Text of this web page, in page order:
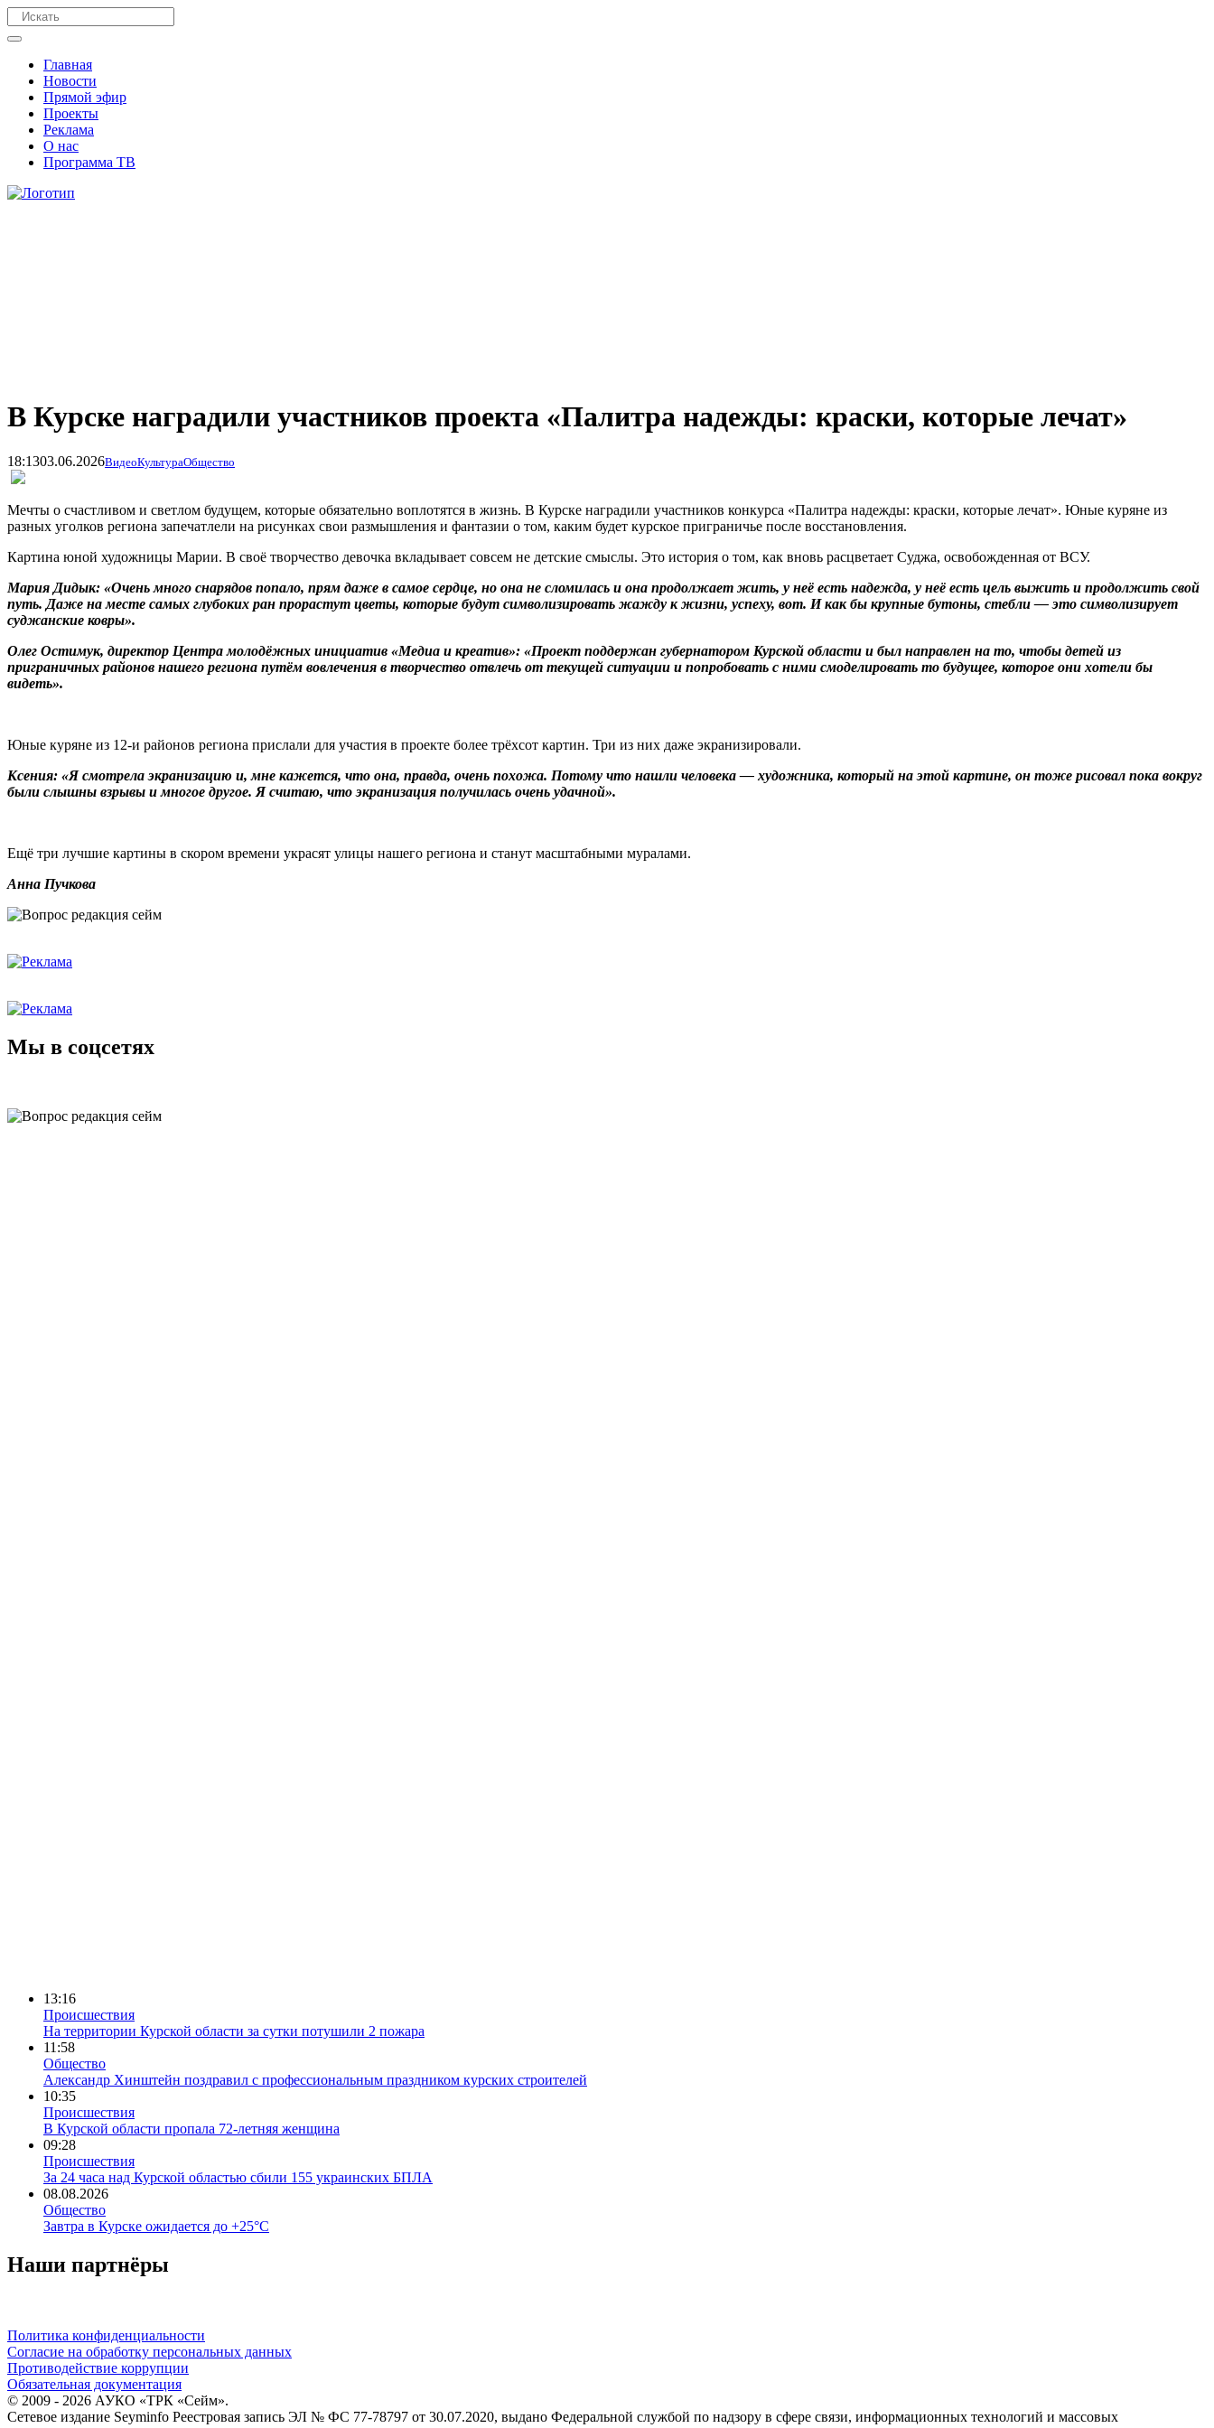
Главная
Новости
Прямой эфир
Проекты
Реклама
О нас
Программа ТВ
В Курске наградили участников проекта «Палитра надежды: краски, которые лечат»
18:1303.06.2026ВидеоКультураОбщество
Мечты о счастливом и светлом будущем, которые обязательно воплотятся в жизнь. В Курске наградили участников конкурса «Палитра надежды: краски, которые лечат». Юные куряне из
разных уголков региона запечатлели на рисунках свои размышления и фантазии о том, каким будет курское приграничье после восстановления.
Картина юной художницы Марии. В своё творчество девочка вкладывает совсем не детские смыслы. Это история о том, как вновь расцветает Суджа, освобожденная от ВСУ.
Мария Дидык: «Очень много снарядов попало, прям даже в самое сердце, но она не сломилась и она продолжает жить, у неё есть надежда, у неё есть цель выжить и продолжить свой
путь. Даже на месте самых глубоких ран прорастут цветы, которые будут символизировать жажду к жизни, успеху, вот. И как бы крупные бутоны, стебли — это символизирует
суджанские ковры».
Олег Остимук, директор Центра молодёжных инициатив «Медиа и креатив»: «Проект поддержан губернатором Курской области и был направлен на то, чтобы детей из
приграничных районов нашего региона путём вовлечения в творчество отвлечь от текущей ситуации и попробовать с ними смоделировать то будущее, которое они хотели бы
видеть».
Юные куряне из 12-и районов региона прислали для участия в проекте более трёхсот картин. Три из них даже экранизировали.
Ксения: «Я смотрела экранизацию и, мне кажется, что она, правда, очень похожа. Потому что нашли человека — художника, который на этой картине, он тоже рисовал пока вокруг
были слышны взрывы и многое другое. Я считаю, что экранизация получилась очень удачной».
Ещё три лучшие картины в скором времени украсят улицы нашего региона и станут масштабными муралами.
Анна Пучкова
Мы в соцсетях
13:16
Происшествия
На территории Курской области за сутки потушили 2 пожара
11:58
Общество
Александр Хинштейн поздравил с профессиональным праздником курских строителей
10:35
Происшествия
В Курской области пропала 72-летняя женщина
09:28
Происшествия
За 24 часа над Курской областью сбили 155 украинских БПЛА
08.08.2026
Общество
Завтра в Курске ожидается до +25°C
Наши партнёры
Политика конфиденциальности
Согласие на обработку персональных данных
Противодействие коррупции
Обязательная документация
© 2009 - 2026 АУКО «ТРК «Сейм».
Сетевое издание Seyminfo Реестровая запись ЭЛ № ФС 77-78797 от 30.07.2020, выдано Федеральной службой по надзору в сфере связи, информационных технологий и массовых